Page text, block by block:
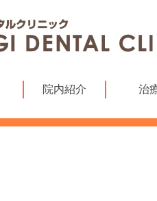
院内紹介 治